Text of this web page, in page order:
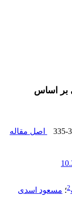
بر اساس
335-
اصل مقاله
2؛ مسعود اسدی